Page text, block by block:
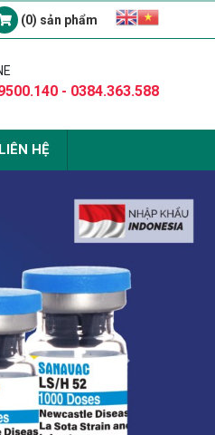
(0) sản phẩm
- 0384.363.588
LIÊN HỆ
Next